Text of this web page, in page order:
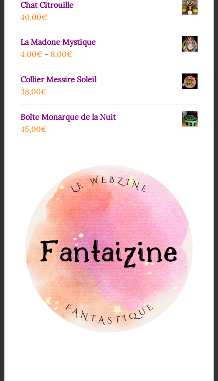
Chat Citrouille
40,00€
La Madone Mystique
4,00€– 8,00€
Collier Messire Soleil
38,00€
Boîte Monarque de la Nuit
45,00€